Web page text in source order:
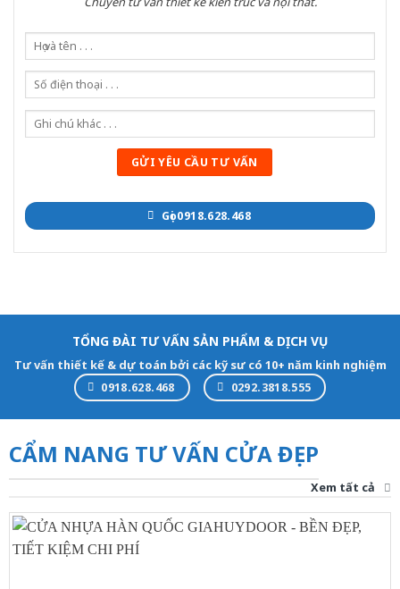
Gọi 0918.628.468
TỔNG ĐÀI TƯ VẤN SẢN PHẨM & DỊCH VỤ
Tư vấn thiết kế & dự toán bởi các kỹ sư có 10+ năm kinh nghiệm
0918.628.468 0292.3818.555
CẨM NANG TƯ VẤN CỬA ĐẸP
Xem tất cả